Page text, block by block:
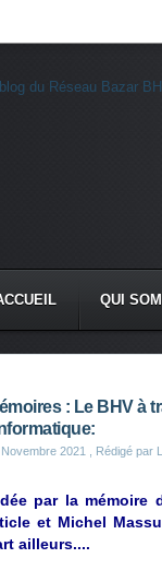
QUI
: Le BHV à
2021 , Rédigé par
par la mémoire
et Michel
ailleurs....